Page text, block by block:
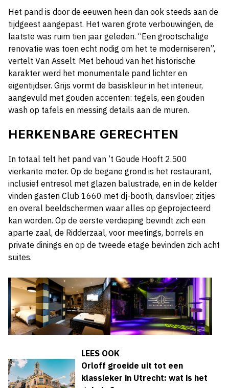
Het pand is door de eeuwen heen dan ook steeds aan de
tijdgeest aangepast. Het waren grote verbouwingen, de
laatste was ruim tien jaar geleden. “Een grootschalige
renovatie was toen echt nodig om het te moderniseren”,
vertelt Van Asselt. Met behoud van het historische
karakter werd het monumentale pand lichter en
eigentijdser. Grijs vormt de basiskleur in het interieur,
aangevuld met gouden accenten: tegels, een gouden
wash op tafels en messing details aan de muren.
HERKENBARE GERECHTEN
In totaal telt het pand van ’t Goude Hooft 2.500
vierkante meter. Op de begane grond is het restaurant,
inclusief entresol met glazen balustrade, en in de kelder
vinden gasten Club 1660 met dj-booth, dansvloer, zitjes
en overal beeldschermen waar alles op geprojecteerd
kan worden. Op de eerste verdieping bevindt zich een
aparte zaal, de Ridderzaal, voor meetings, borrels en
private dinings en op de tweede etage bevinden zich acht
suites.
LEES OOK
Orloff groeide uit tot een
klassieker in Utrecht: wat is het